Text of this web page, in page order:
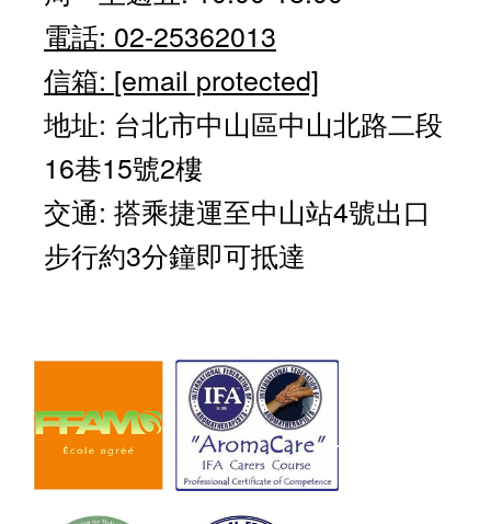
電話: 02-25362013
信箱: [email protected]
地址: 台北市中山區中山北路二段
16巷15號2樓
交通: 搭乘捷運至中山站4號出口
步行約3分鐘即可抵達